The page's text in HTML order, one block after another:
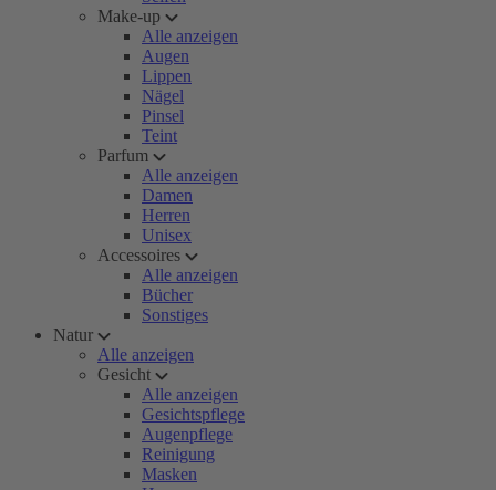
Make-up
Alle anzeigen
Augen
Lippen
Nägel
Pinsel
Teint
Parfum
Alle anzeigen
Damen
Herren
Unisex
Accessoires
Alle anzeigen
Bücher
Sonstiges
Natur
Alle anzeigen
Gesicht
Alle anzeigen
Gesichtspflege
Augenpflege
Reinigung
Masken